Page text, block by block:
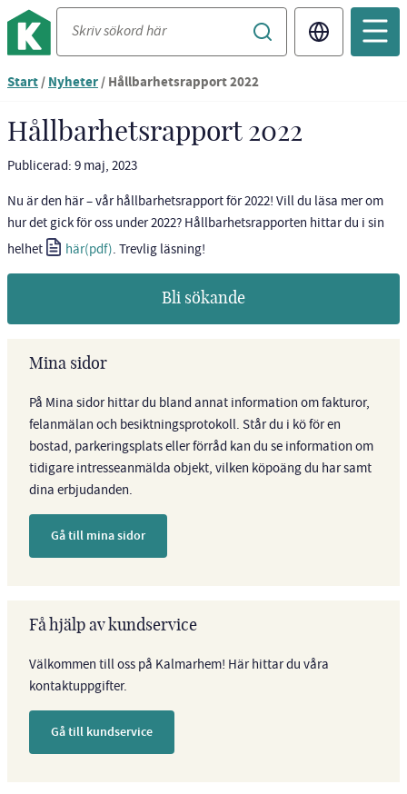
Translate
Du
nu
vid
innehållet
Start/Nyheter/Hållbarhetsrapport 2022
Hållbarhetsrapport 2022
Publicerad: 9 maj, 2023
Nu är den här – vår hållbarhetsrapport för 2022! Vill du läsa mer om
hur det gick för oss under 2022? Hållbarhetsrapporten hittar du i sin
helhet
här . Trevlig läsning!
Bli sökande
Mina sidor
På Mina sidor hittar du bland annat information om fakturor,
felanmälan och besiktningsprotokoll. Står du i kö för en
bostad, parkeringsplats eller förråd kan du se information om
tidigare intresseanmälda objekt, vilken köpoäng du har samt
dina erbjudanden.
Gå till mina sidor
Få hjälp av kundservice
Välkommen till oss på Kalmarhem! Här hittar du våra
kontaktuppgifter.
Gå till kundservice